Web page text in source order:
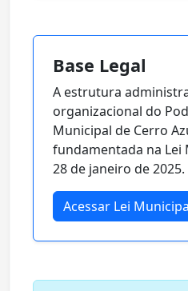
Base Legal
A estrutura
organizacional do
Municipal de Cerro
fundamentada na Lei
28 de janeiro de 2025.
Acessar Lei